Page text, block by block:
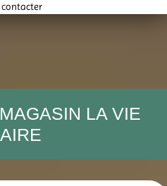
contacter
LA VIE